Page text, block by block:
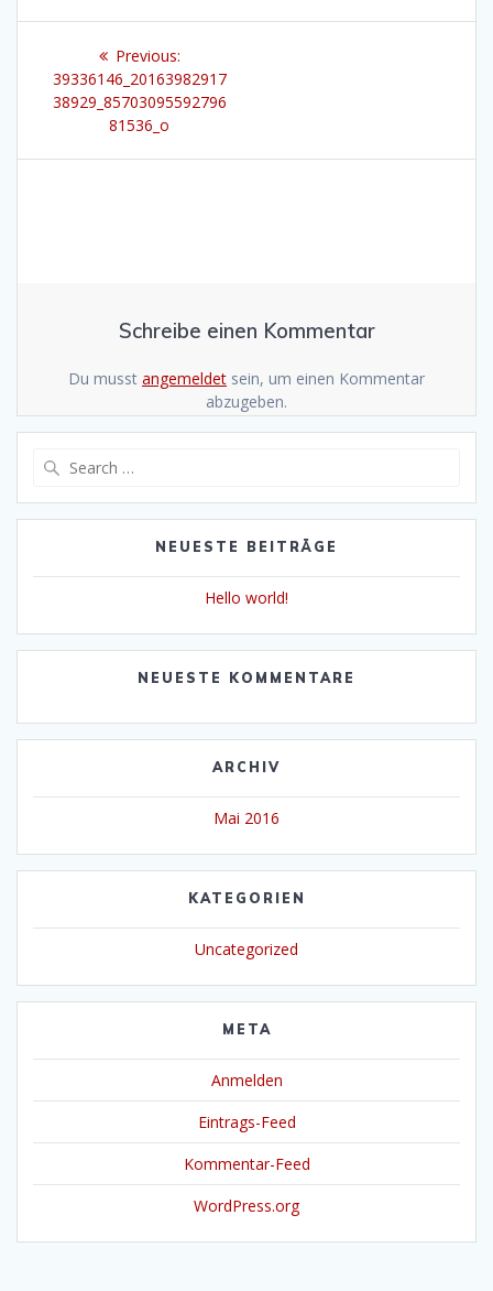
Beitragsnavigation
Previous:Previous
post:
39336146_20163982917
38929_85703095592796
81536_o
Schreibe einen Kommentar
Du musst angemeldet sein, um einen Kommentar
abzugeben.
NEUESTE BEITRÄGE
Hello world!
NEUESTE KOMMENTARE
ARCHIV
Mai 2016
KATEGORIEN
Uncategorized
META
Anmelden
Eintrags-Feed
Kommentar-Feed
WordPress.org